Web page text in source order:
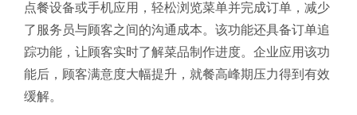
点餐设备或手机应用，轻松浏览菜单并完成订单，减少
了服务员与顾客之间的沟通成本。该功能还具备订单追
踪功能，让顾客实时了解菜品制作进度。企业应用该功
能后，顾客满意度大幅提升，就餐高峰期压力得到有效
缓解。